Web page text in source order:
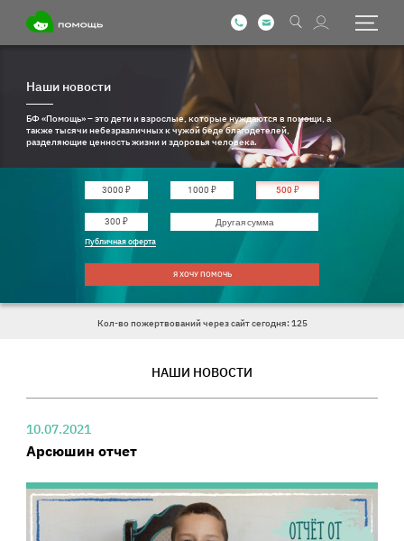
Наши новости
БФ «Помощь» – это дети и взрослые, которые нуждаются в помощи, а
также тысячи небезразличных к чужой беде благодетелей,
разделяющие ценность жизни и здоровья человека.
3000 ₽ 1000 ₽ 500 ₽
300 ₽ Введите другую сумму
Публичная оферта
Я ХОЧУ ПОМОЧЬ
Кол-во пожертвований через сайт сегодня: 125
НАШИ НОВОСТИ
10.07.2021
Арсюшин отчет